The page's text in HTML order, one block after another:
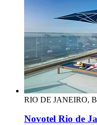
RIO DE JANEIRO,
Novotel Rio de